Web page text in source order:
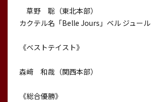
草野 聡（東北本部）
カクテル名「Belle Jours」ベル ジュール
《ベストテイスト》
森﨑 和哉（関西本部）
《総合優勝》